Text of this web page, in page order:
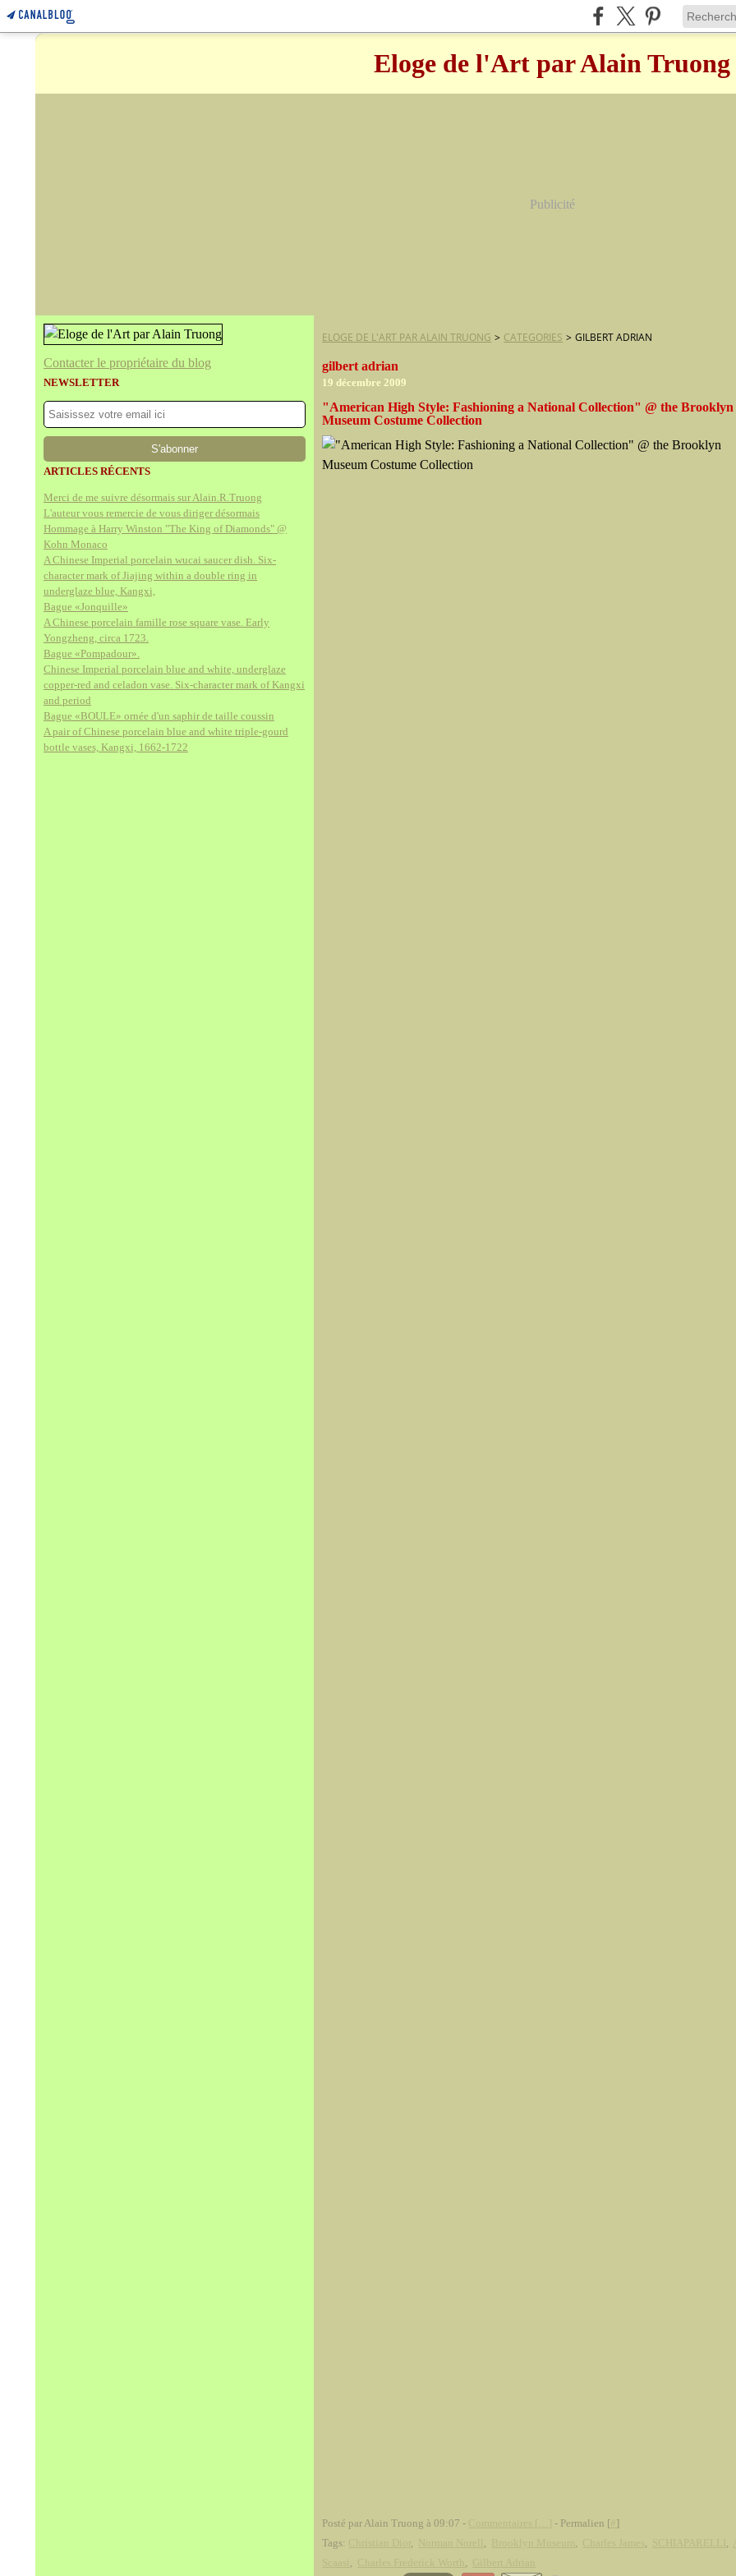
Eloge de l'Art par Alain Truong
Publicité
Contacter le propriétaire du blog
NEWSLETTER
ARTICLES RÉCENTS
Merci de me suivre désormais sur Alain.R.Truong
L'auteur vous remercie de vous diriger désormais
Hommage à Harry Winston "The King of Diamonds" @
Kohn Monaco
A Chinese Imperial porcelain wucai saucer dish. Six-
character mark of Jiajing within a double ring in
underglaze blue, Kangxi,
Bague «Jonquille»
A Chinese porcelain famille rose square vase. Early
Yongzheng, circa 1723.
Bague «Pompadour».
Chinese Imperial porcelain blue and white, underglaze
copper-red and celadon vase. Six-character mark of Kangxi
and period
Bague «BOULE» ornée d'un saphir de taille coussin
A pair of Chinese porcelain blue and white triple-gourd
bottle vases, Kangxi, 1662-1722
ELOGE DE L'ART PAR ALAIN TRUONG > CATEGORIES > GILBERT ADRIAN
gilbert adrian
19 décembre 2009
"American High Style: Fashioning a National Collection" @ the Brooklyn
Museum Costume Collection
Posté par Alain Truong à 09:07 - - Permalien [ ]
Tags:
, , , , ,
, ,